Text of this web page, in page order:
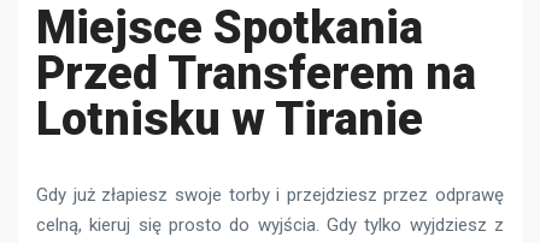
Miejsce Spotkania
Przed Transferem na
Lotnisku w Tiranie
Gdy już złapiesz swoje torby i przejdziesz przez odprawę
celną, kieruj się prosto do wyjścia. Gdy tylko wyjdziesz z